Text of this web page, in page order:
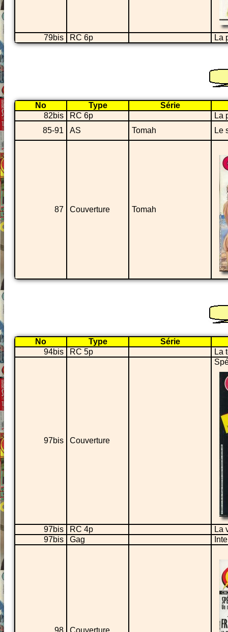
79bis RC 6p La
No Type
Série
82bis
RC 6p
La
85-91
AS Tomah Le
87 Couverture Tomah
No Type
Série
94bis
RC 5p La
97bis Couverture
97bis RC 4p
La
97bis
Gag
98 Couverture